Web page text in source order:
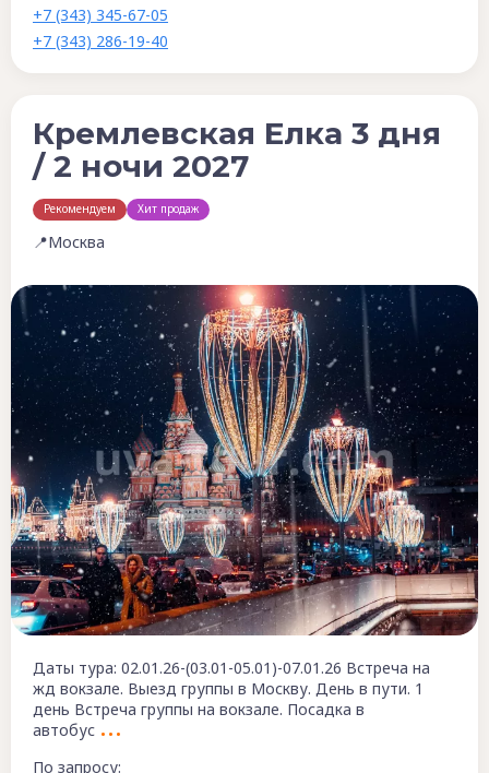
+7 (343) 345-67-05
+7 (343) 286-19-40
Кремлевская Елка 3 дня
/ 2 ночи 2027
Рекомендуем Хит продаж
📍Москва
Даты тура: 02.01.26-(03.01-05.01)-07.01.26 Встреча на
жд вокзале. Выезд группы в Москву. День в пути. 1
день Встреча группы на вокзале. Посадка в
автобус
По запросу: